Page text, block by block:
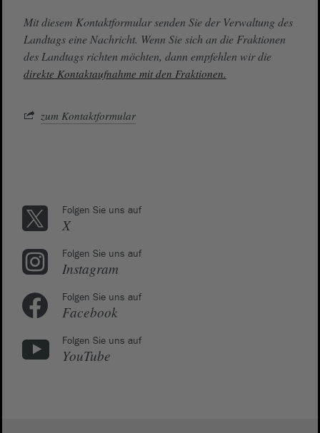
Mit diesem Kontaktformular senden Sie der Verwaltung des
Landtags eine Nachricht. Wenn Sie sich an die Fraktionen
des Landtags richten möchten, dann empfehlen wir die
direkte Kontaktaufnahme mit den Fraktionen.
zum Kontaktformular
Folgen Sie uns auf
X
Folgen Sie uns auf
Instagram
Folgen Sie uns auf
Facebook
Folgen Sie uns auf
YouTube